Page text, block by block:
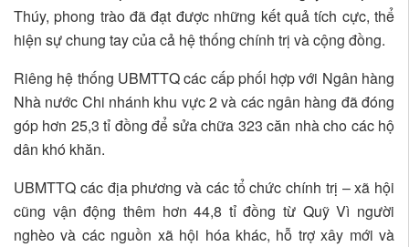
Thúy, phong trào đã đạt được những kết quả tích cực, thể
hiện sự chung tay của cả hệ thống chính trị và cộng đồng.
Riêng hệ thống UBMTTQ các cấp phối hợp với Ngân hàng
Nhà nước Chi nhánh khu vực 2 và các ngân hàng đã đóng
góp hơn 25,3 tỉ đồng để sửa chữa 323 căn nhà cho các hộ
dân khó khăn.
UBMTTQ các địa phương và các tổ chức chính trị – xã hội
cũng vận động thêm hơn 44,8 tỉ đồng từ Quỹ Vì người
nghèo và các nguồn xã hội hóa khác, hỗ trợ xây mới và